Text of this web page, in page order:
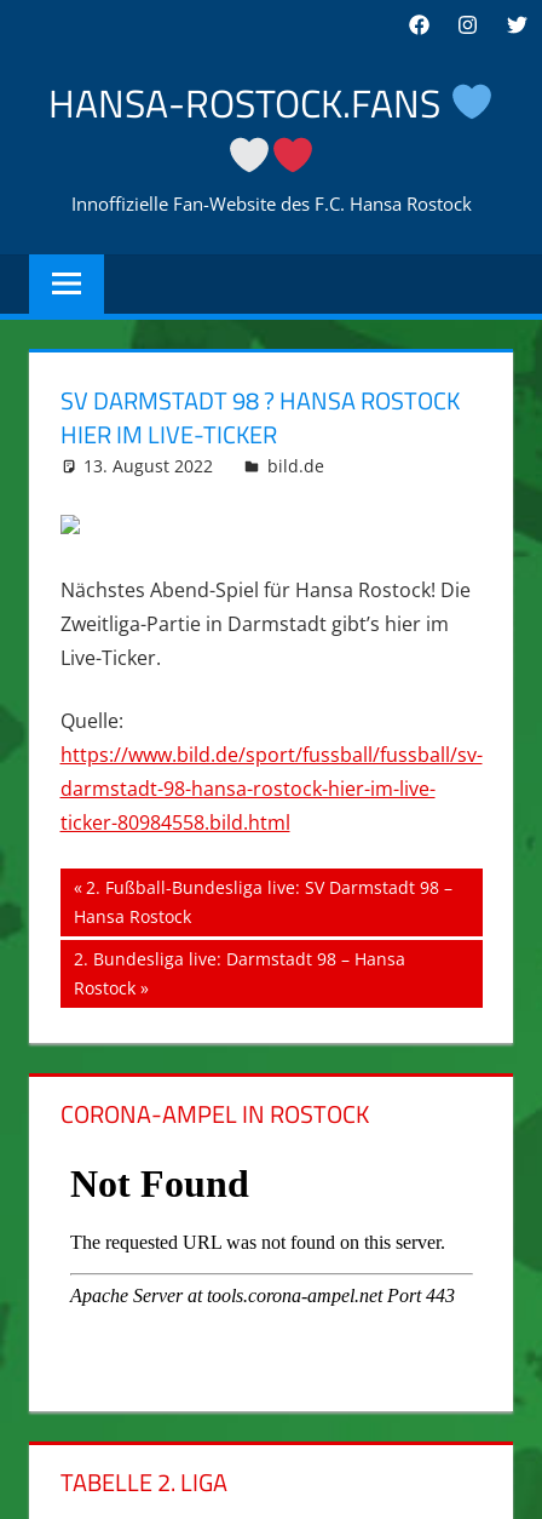
springen
Facebook
HANSA-ROSTOCK.FANS
Innoffizielle Fan-Website des F.C. Hansa Rostock
SV DARMSTADT 98 ? HANSA ROSTOCK
HIER IM LIVE-TICKER
13. August 2022 integromat
bild.de
Nächstes Abend-Spiel für Hansa Rostock! Die
Zweitliga-Partie in Darmstadt gibt’s hier im
Live-Ticker.
Quelle:
https://www.bild.de/sport/fussball/fussball/sv-
darmstadt-98-hansa-rostock-hier-im-live-
ticker-80984558.bild.html
Beitragsnavigation
Vorheriger
Beitrag:
2. Fußball-Bundesliga live: SV Darmstadt 98 –
Hansa Rostock
Nächster
Beitrag:
2. Bundesliga live: Darmstadt 98 – Hansa
Rostock
CORONA-AMPEL IN ROSTOCK
TABELLE 2. LIGA